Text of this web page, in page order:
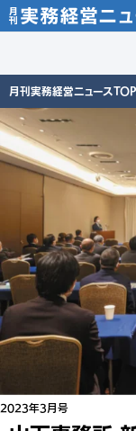
月刊実務経営ニュースTOP
2023年3月号